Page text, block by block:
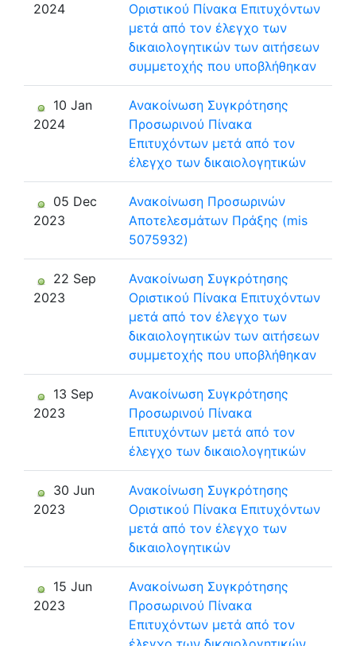
2024
Οριστικού Πίνακα Επιτυχόντων
μετά από τον έλεγχο των
δικαιολογητικών των αιτήσεων
συμμετοχής που υποβλήθηκαν
10 Jan
2024
Ανακοίνωση Συγκρότησης
Προσωρινού Πίνακα
Επιτυχόντων μετά από τον
έλεγχο των δικαιολογητικών
05 Dec
2023
Ανακοίνωση Προσωρινών
Αποτελεσμάτων Πράξης (mis
5075932)
22 Sep
2023
Ανακοίνωση Συγκρότησης
Οριστικού Πίνακα Επιτυχόντων
μετά από τον έλεγχο των
δικαιολογητικών των αιτήσεων
συμμετοχής που υποβλήθηκαν
13 Sep
2023
Ανακοίνωση Συγκρότησης
Προσωρινού Πίνακα
Επιτυχόντων μετά από τον
έλεγχο των δικαιολογητικών
30 Jun
2023
Ανακοίνωση Συγκρότησης
Οριστικού Πίνακα Επιτυχόντων
μετά από τον έλεγχο των
δικαιολογητικών
15 Jun
2023
Ανακοίνωση Συγκρότησης
Προσωρινού Πίνακα
Επιτυχόντων μετά από τον